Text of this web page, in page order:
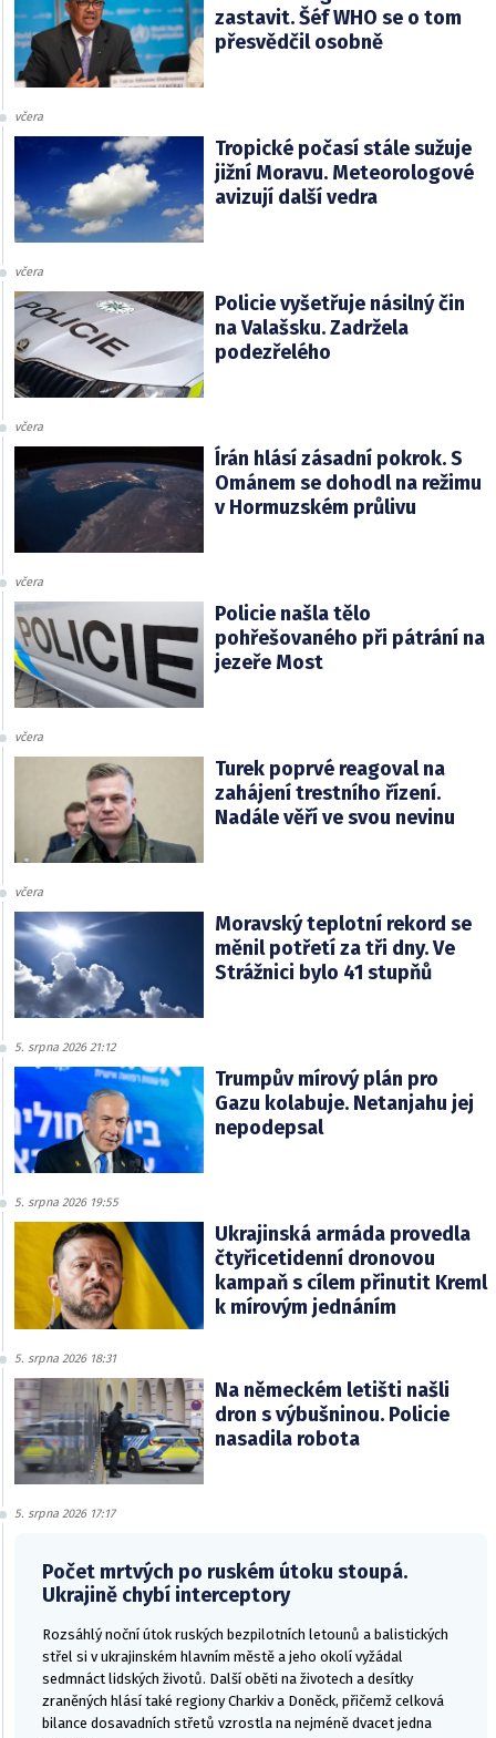
zastavit. Šéf WHO se o tom
přesvědčil osobně
včera
Tropické počasí stále sužuje
jižní Moravu. Meteorologové
avizují další vedra
včera
Policie vyšetřuje násilný čin
na Valašsku. Zadržela
podezřelého
včera
Írán hlásí zásadní pokrok. S
Ománem se dohodl na režimu
v Hormuzském průlivu
včera
Policie našla tělo
pohřešovaného při pátrání na
jezeře Most
včera
Turek poprvé reagoval na
zahájení trestního řízení.
Nadále věří ve svou nevinu
včera
Moravský teplotní rekord se
měnil potřetí za tři dny. Ve
Strážnici bylo 41 stupňů
5. srpna 2026 21:12
Trumpův mírový plán pro
Gazu kolabuje. Netanjahu jej
nepodepsal
5. srpna 2026 19:55
Ukrajinská armáda provedla
čtyřicetidenní dronovou
kampaň s cílem přinutit Kreml
k mírovým jednáním
5. srpna 2026 18:31
Na německém letišti našli
dron s výbušninou. Policie
nasadila robota
5. srpna 2026 17:17
Počet mrtvých po ruském útoku stoupá.
Ukrajině chybí interceptory
Rozsáhlý noční útok ruských bezpilotních letounů a balistických
střel si v ukrajinském hlavním městě a jeho okolí vyžádal
sedmnáct lidských životů. Další oběti na životech a desítky
zraněných hlásí také regiony Charkiv a Doněck, přičemž celková
bilance dosavadních střetů vzrostla na nejméně dvacet jedna